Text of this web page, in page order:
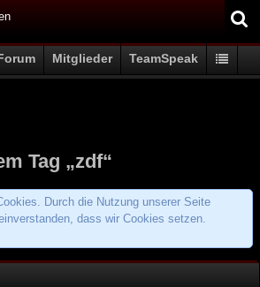
Mitglieder TeamSpeak
Tag „zdf“
Durch die Nutzung unserer Seite
dass wir Cookies setzen.